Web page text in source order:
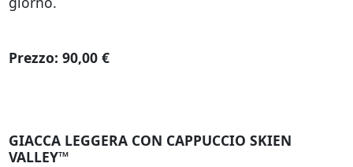
Prezzo: 90,00 €
GIACCA LEGGERA CON CAPPUCCIO SKIEN
VALLEY™